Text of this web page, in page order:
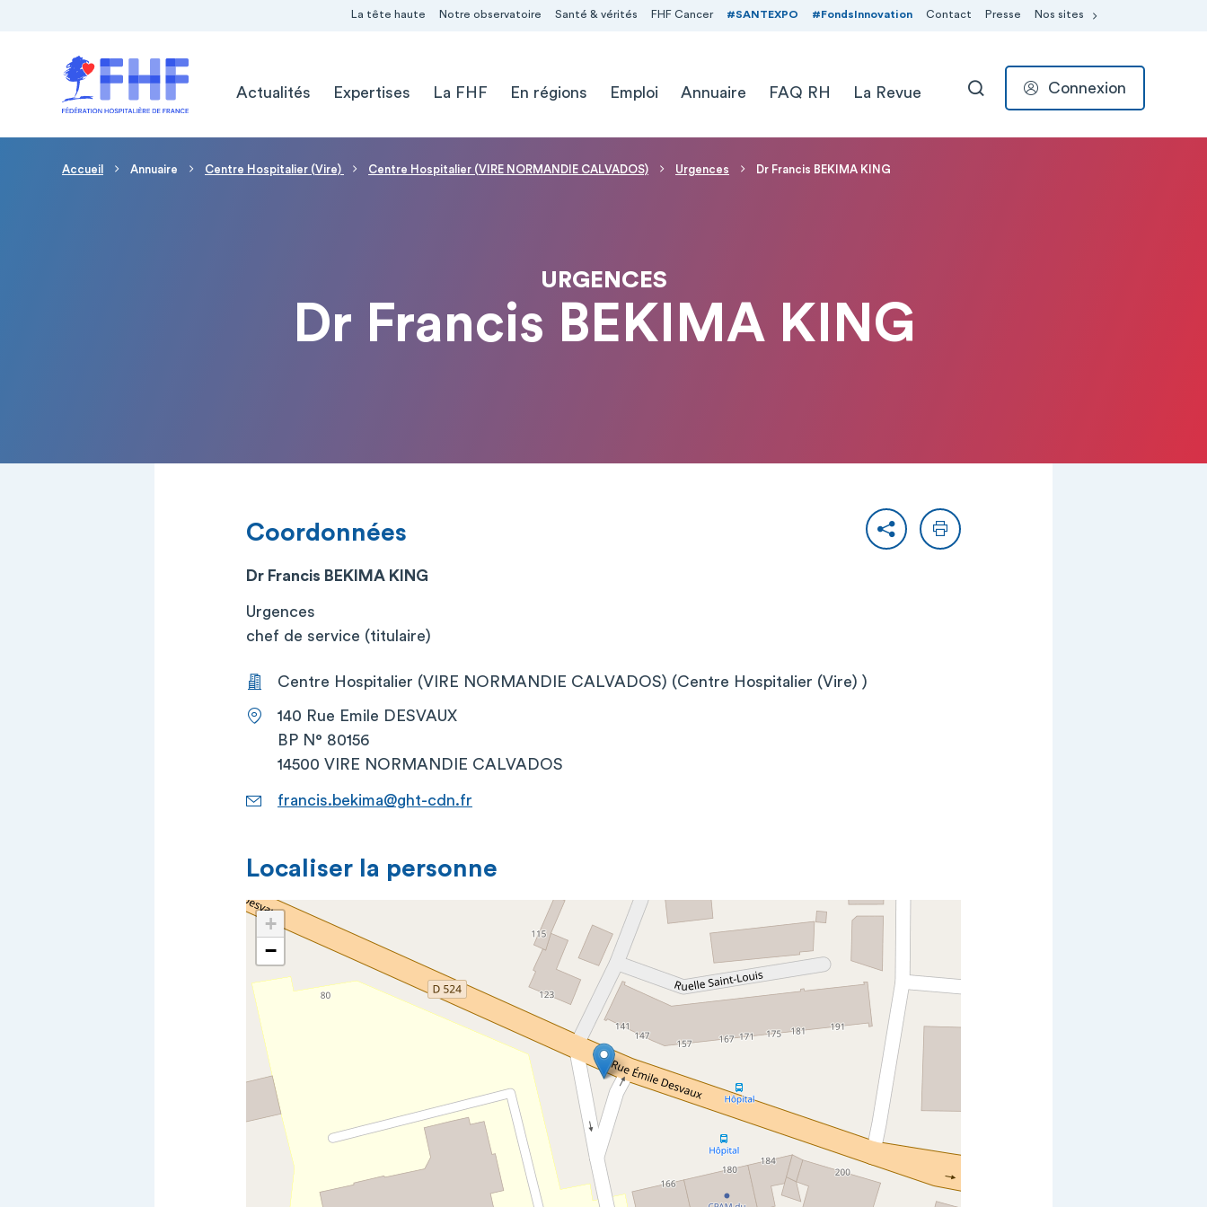
La tête haute Notre observatoire Santé & vérités FHF Cancer #SANTEXPO #FondsInnovation Contact Presse Nos sites
Actualités
Expertises La FHF En régions Emploi Annuaire FAQ RH La Revue RECHERCHER
Connexion
Fil d'Ariane
Accueil Annuaire Centre Hospitalier (Vire) Centre Hospitalier (VIRE NORMANDIE CALVADOS) Urgences Dr Francis BEKIMA KING
URGENCES
Dr Francis BEKIMA KING
PartagerImprimer
Coordonnées
Dr Francis BEKIMA KING
Urgences
chef de service (titulaire)
Centre Hospitalier (VIRE NORMANDIE CALVADOS) (Centre Hospitalier (Vire) )
140 Rue Emile DESVAUX
BP N° 80156
14500 VIRE NORMANDIE CALVADOS
francis.bekima@ght-cdn.fr
Localiser la personne
+
−